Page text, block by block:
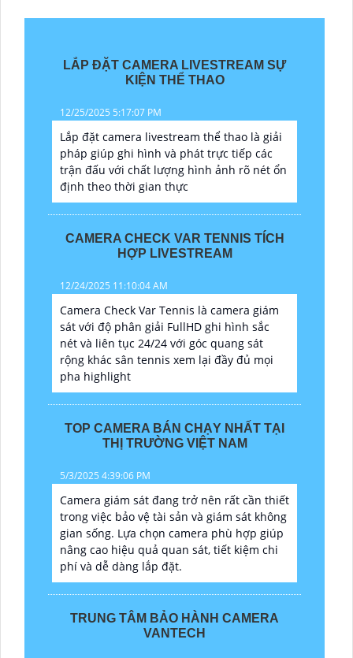
LẮP ĐẶT CAMERA LIVESTREAM SỰ
KIỆN THỂ THAO
12/25/2025 5:17:07 PM
Lắp đặt camera livestream thể thao là giải
pháp giúp ghi hình và phát trực tiếp các
trận đấu với chất lượng hình ảnh rõ nét ổn
định theo thời gian thực
CAMERA CHECK VAR TENNIS TÍCH
HỢP LIVESTREAM
12/24/2025 11:10:04 AM
Camera Check Var Tennis là camera giám
sát với độ phân giải FullHD ghi hình sắc
nét và liên tục 24/24 với góc quang sát
rộng khác sân tennis xem lại đầy đủ mọi
pha highlight
TOP CAMERA BÁN CHẠY NHẤT TẠI
THỊ TRƯỜNG VIỆT NAM
5/3/2025 4:39:06 PM
Camera giám sát đang trở nên rất cần thiết
trong việc bảo vệ tài sản và giám sát không
gian sống. Lựa chọn camera phù hợp giúp
nâng cao hiệu quả quan sát, tiết kiệm chi
phí và dễ dàng lắp đặt.
TRUNG TÂM BẢO HÀNH CAMERA
VANTECH